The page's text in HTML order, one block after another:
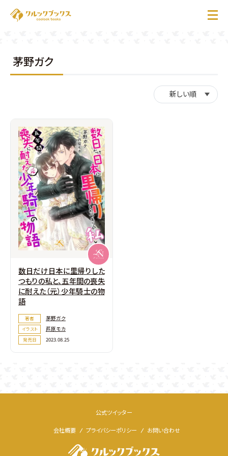
ホーム
お知らせ
お問い合わせ
茅野ガク
数日だけ日本に里帰りした
つもりの私と、五年間の喪失
に耐えた（元）少年騎士の物
語
著者 茅野ガク
イラスト 芦原モカ
発売日 2023.08.25
公式ツイッター
会社概要 プライバシーポリシー お問い合わせ